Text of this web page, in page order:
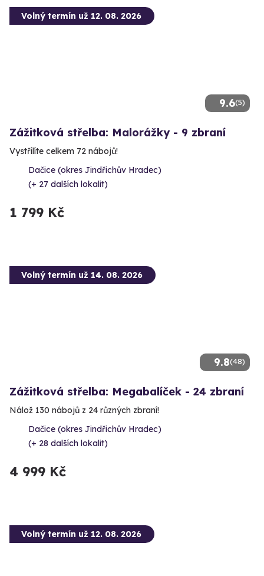
9.6(5)
Volný termín už 12. 08. 2026
Zážitková střelba: Malorážky - 9 zbraní
Vystřílíte celkem 72 nábojů!
Dačice (okres Jindřichův Hradec)
(+ 27 dalších lokalit)
1 799 Kč
9.8(48)
Volný termín už 14. 08. 2026
Zážitková střelba: Megabalíček - 24 zbraní
Nálož 130 nábojů z 24 různých zbraní!
Dačice (okres Jindřichův Hradec)
(+ 28 dalších lokalit)
4 999 Kč
Volný termín už 12. 08. 2026